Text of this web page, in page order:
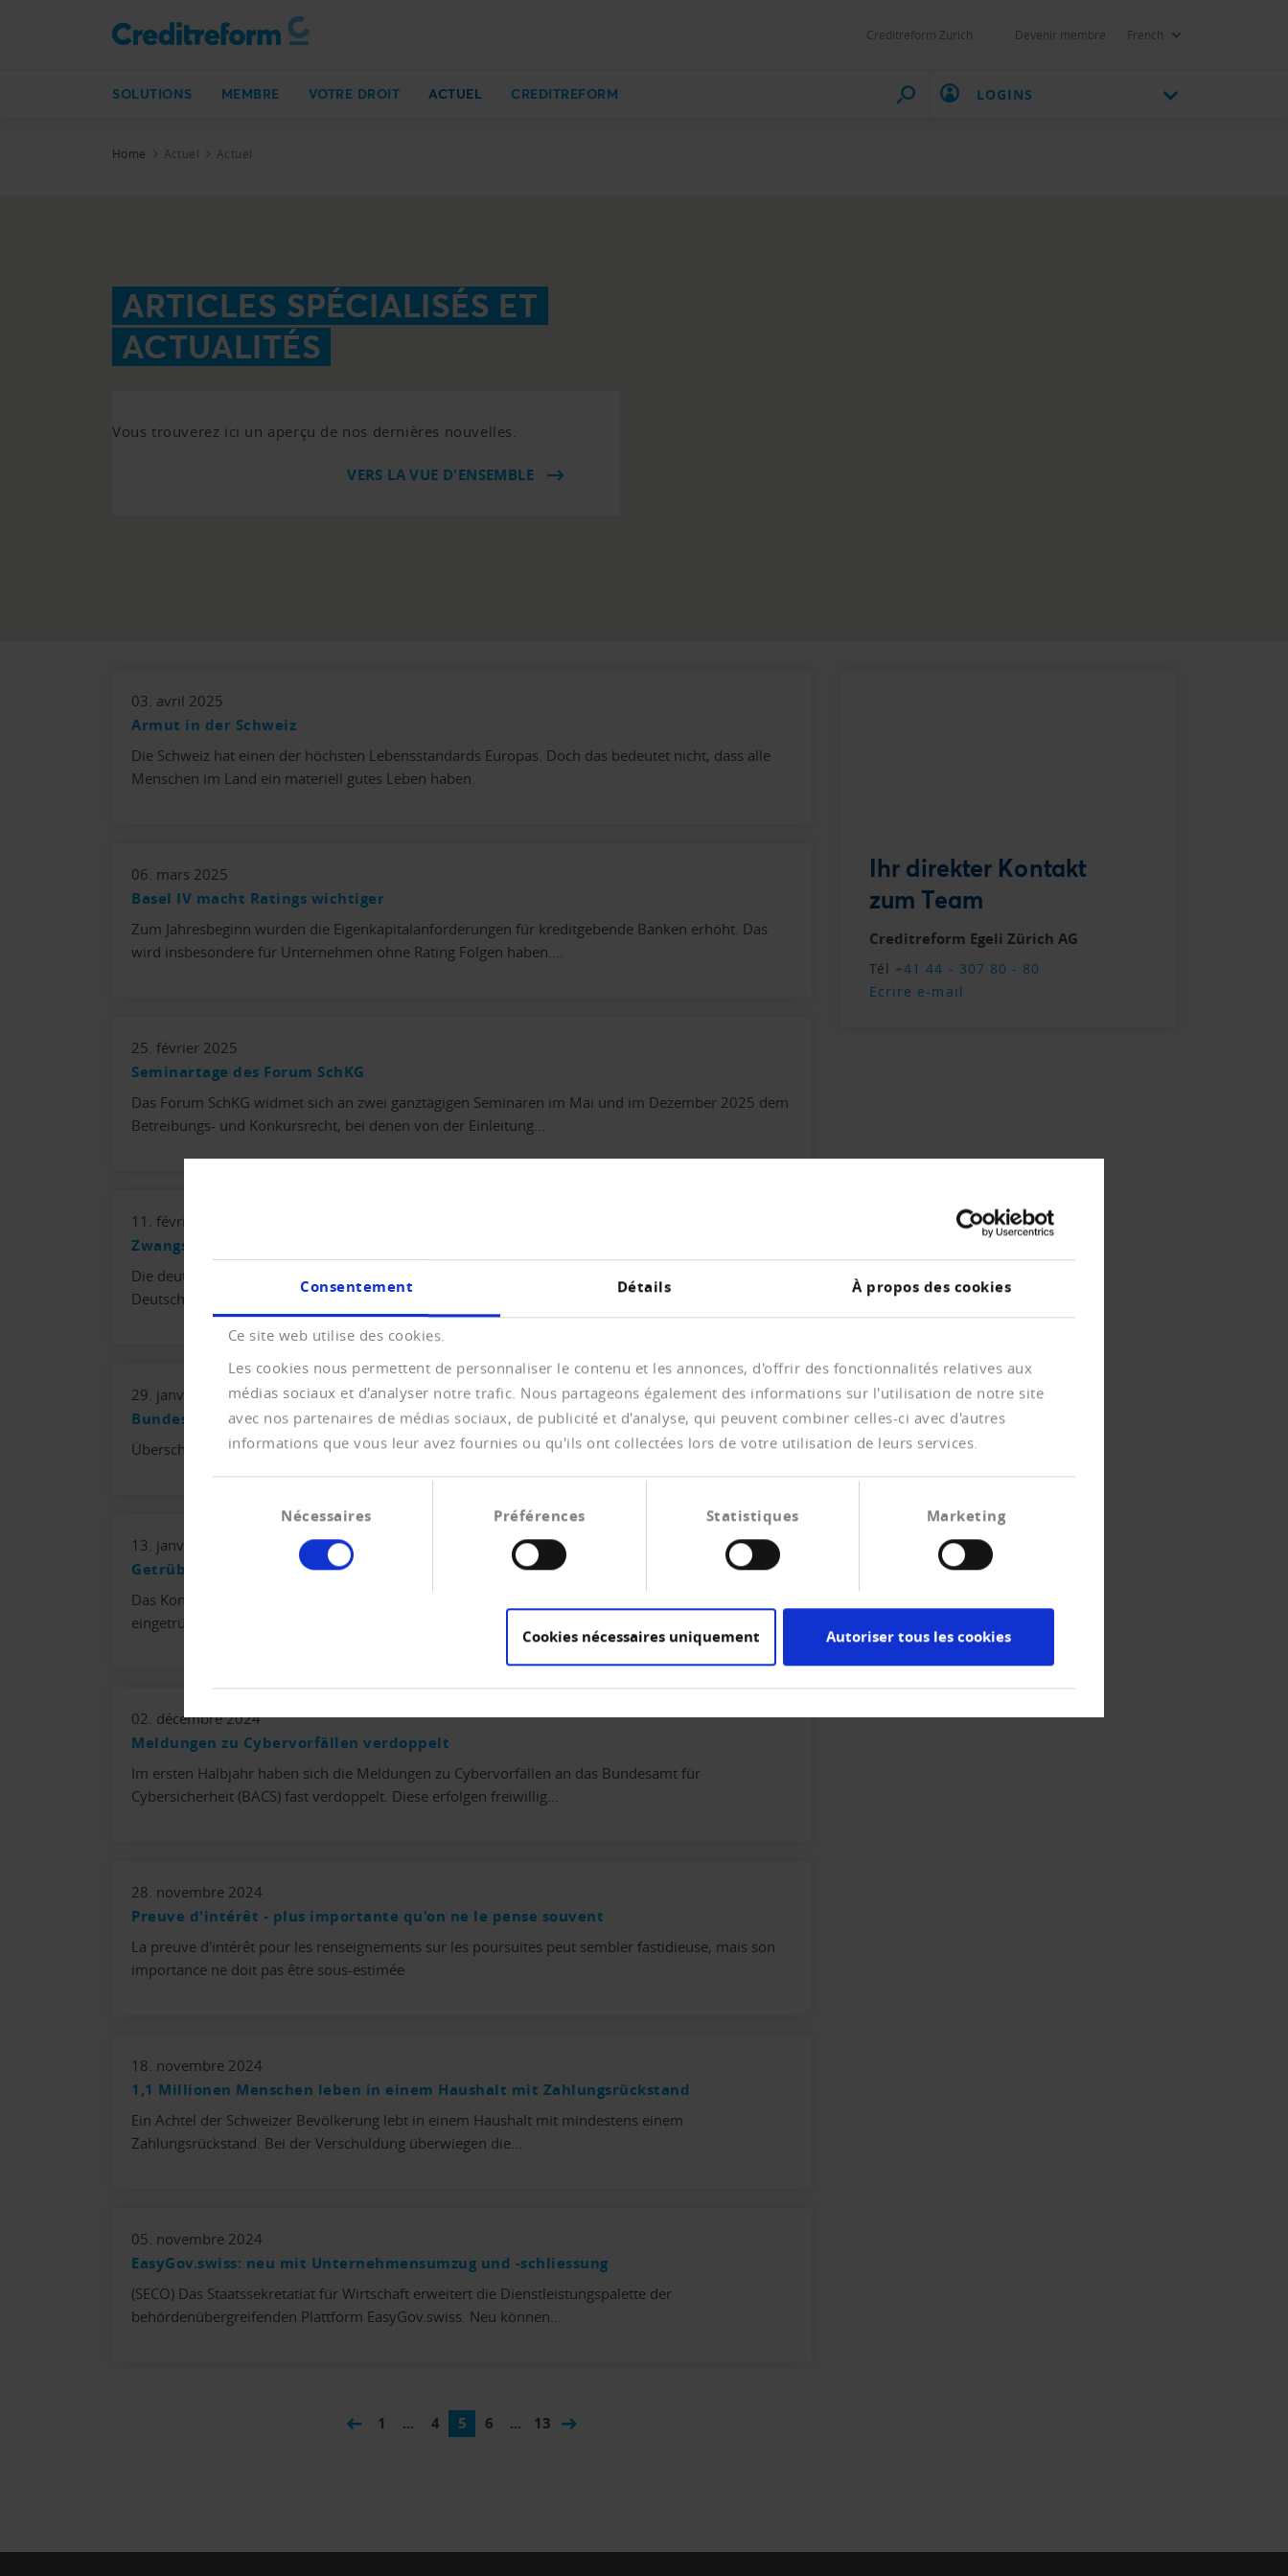
Consentement Détails À propos des cookies
Ce site web utilise des cookies.
Les cookies nous permettent de personnaliser le contenu et les annonces, d'offrir des fonctionnalités relatives aux
médias sociaux et d'analyser notre trafic. Nous partageons également des informations sur l'utilisation de notre site
avec nos partenaires de médias sociaux, de publicité et d'analyse, qui peuvent combiner celles-ci avec d'autres
informations que vous leur avez fournies ou qu'ils ont collectées lors de votre utilisation de leurs services.
consentement
Nécessaires Préférences Statistiques Marketing
Cookies nécessaires uniquement Autoriser tous les cookies
Creditreform Zurich Devenir membre French
SOLUTIONS MEMBRE VOTRE DROIT ACTUEL CREDITREFORM LOGINS
Home Actuel Actuel
ARTICLES SPÉCIALISÉS ET
ACTUALITÉS
Vous trouverez ici un aperçu de nos dernières nouvelles.
VERS LA VUE D'ENSEMBLE
03. avril 2025
Armut in der Schweiz
Die Schweiz hat einen der höchsten Lebensstandards Europas. Doch das bedeutet nicht, dass alle
Menschen im Land ein materiell gutes Leben haben.
06. mars 2025
Basel IV macht Ratings wichtiger
Zum Jahresbeginn wurden die Eigenkapitalanforderungen für kreditgebende Banken erhöht. Das
wird insbesondere für Unternehmen ohne Rating Folgen haben.…
25. février 2025
Seminartage des Forum SchKG
Das Forum SchKG widmet sich an zwei ganztägigen Seminaren im Mai und im Dezember 2025 dem
Betreibungs- und Konkursrecht, bei denen von der Einleitung…
11. février 2025
Zwangsversteigerungen, Schrottimmobilien und kriminelle Energie
Die deutliche Zunahme bei den Wohnimmobilien ist ein Spiegel der schlechten Wirtschaftslage in
Deutschland.
29. janvier 2025
Bundesrat schlägt Sanierungsverfahren für überschuldete Personen vor
Überschuldete Personen sollen eine zweite Chance auf ein schuldenfreies Leben erhalten.
13. janvier 2025
Getrübte Perspektiven für 2025
Das Konjunkturbarometer der Konjunkturforschungsstelle KOF der ETH hat sich im Dezember
eingetrübt.
02. décembre 2024
Meldungen zu Cybervorfällen verdoppelt
Im ersten Halbjahr haben sich die Meldungen zu Cybervorfällen an das Bundesamt für
Cybersicherheit (BACS) fast verdoppelt. Diese erfolgen freiwillig…
28. novembre 2024
Preuve d'intérêt - plus importante qu'on ne le pense souvent
La preuve d'intérêt pour les renseignements sur les poursuites peut sembler fastidieuse, mais son
importance ne doit pas être sous-estimée
18. novembre 2024
1,1 Millionen Menschen leben in einem Haushalt mit Zahlungsrückstand
Ein Achtel der Schweizer Bevölkerung lebt in einem Haushalt mit mindestens einem
Zahlungsrückstand. Bei der Verschuldung überwiegen die…
05. novembre 2024
EasyGov.swiss: neu mit Unternehmensumzug und -schliessung
(SECO) Das Staatssekretatiat für Wirtschaft erweitert die Dienstleistungspalette der
behördenübergreifenden Plattform EasyGov.swiss. Neu können…
1 ... 4 5 6 ... 13
Ihr direkter Kontakt
zum Team
Creditreform Egeli Zürich AG
Tél +41 44 - 307 80 - 80
Ecrire e-mail